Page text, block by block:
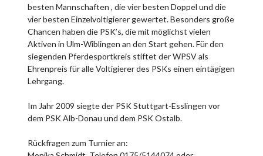
besten Mannschaften , die vier besten Doppel und die
vier besten Einzelvoltigierer gewertet. Besonders große
Chancen haben die PSK’s, die mit möglichst vielen
Aktiven in Ulm-Wiblingen an den Start gehen. Für den
siegenden Pferdesportkreis stiftet der WPSV als
Ehrenpreis für alle Voltigierer des PSKs einen eintägigen
Lehrgang.
Im Jahr 2009 siegte der PSK Stuttgart-Esslingen vor
dem PSK Alb-Donau und dem PSK Ostalb.
Rückfragen zum Turnier an: